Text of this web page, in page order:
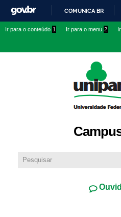
conteúdo
IR
O
COMUNICA BR
Ir para o conteúdo 1 Ir para o menu 2